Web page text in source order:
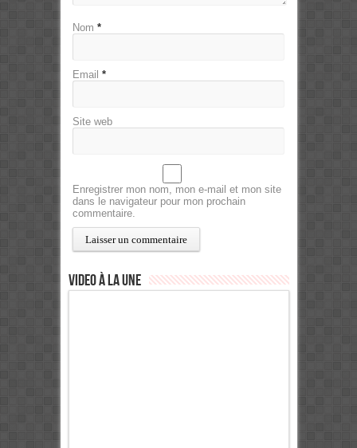
Nom *
Email *
Site web
Enregistrer mon nom, mon e-mail et mon site
dans le navigateur pour mon prochain
commentaire.
Video à la Une